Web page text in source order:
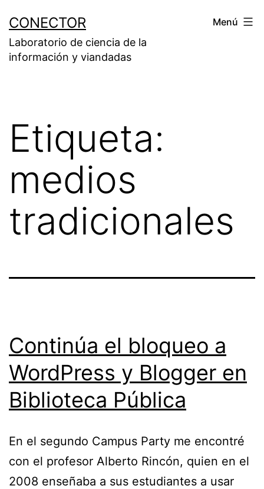
contenido
CONECTOR
Laboratorio de ciencia de la
información y viandadas
Menú
Etiqueta:
medios
tradicionales
Continúa el bloqueo a
WordPress y Blogger en
Biblioteca Pública
En el segundo Campus Party me encontré
con el profesor Alberto Rincón, quien en el
2008 enseñaba a sus estudiantes a usar